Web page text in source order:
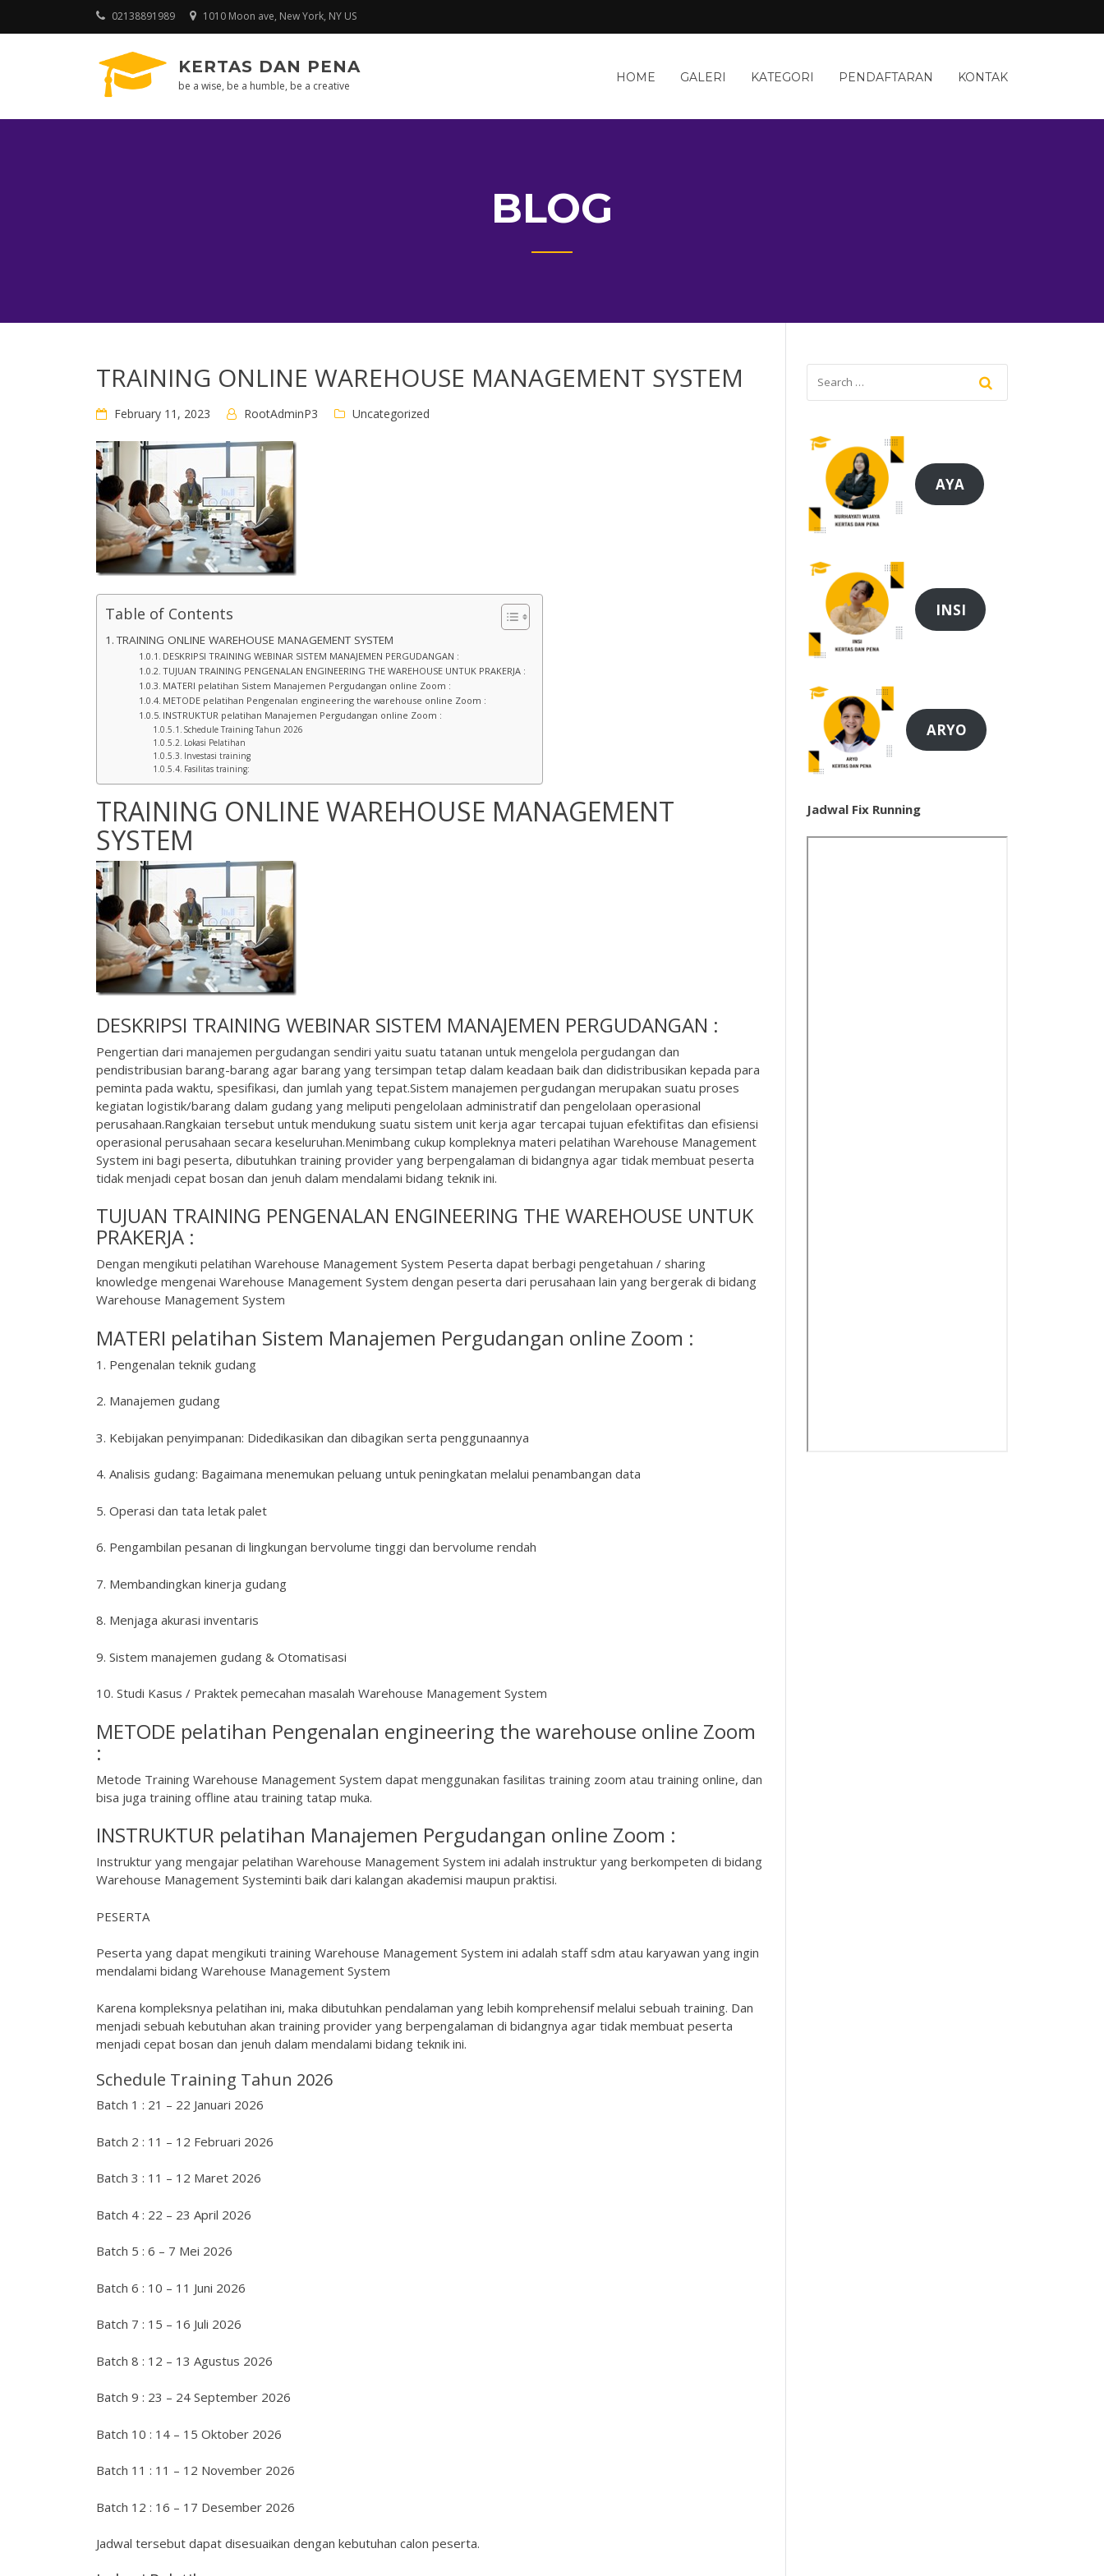
02138891989 1010 Moon ave, New York, NY US
KERTAS DAN PENA
be a wise, be a humble, be a creative
HOME GALERI KATEGORI PENDAFTARAN KONTAK
BLOG
TRAINING ONLINE WAREHOUSE MANAGEMENT SYSTEM
February 11, 2023 RootAdminP3 Uncategorized
Table of Contents
TRAINING ONLINE WAREHOUSE MANAGEMENT SYSTEM
DESKRIPSI TRAINING WEBINAR SISTEM MANAJEMEN PERGUDANGAN :
TUJUAN TRAINING PENGENALAN ENGINEERING THE WAREHOUSE UNTUK PRAKERJA :
MATERI pelatihan Sistem Manajemen Pergudangan online Zoom :
METODE pelatihan Pengenalan engineering the warehouse online Zoom :
INSTRUKTUR pelatihan Manajemen Pergudangan online Zoom :
Schedule Training Tahun 2026
Lokasi Pelatihan
Investasi training
Fasilitas training:
TRAINING ONLINE WAREHOUSE MANAGEMENT
SYSTEM
DESKRIPSI TRAINING WEBINAR SISTEM MANAJEMEN PERGUDANGAN :
Pengertian dari manajemen pergudangan sendiri yaitu suatu tatanan untuk mengelola pergudangan dan
pendistribusian barang-barang agar barang yang tersimpan tetap dalam keadaan baik dan didistribusikan kepada para
peminta pada waktu, spesifikasi, dan jumlah yang tepat.Sistem manajemen pergudangan merupakan suatu proses
kegiatan logistik/barang dalam gudang yang meliputi pengelolaan administratif dan pengelolaan operasional
perusahaan.Rangkaian tersebut untuk mendukung suatu sistem unit kerja agar tercapai tujuan efektifitas dan efisiensi
operasional perusahaan secara keseluruhan.Menimbang cukup kompleknya materi pelatihan Warehouse Management
System ini bagi peserta, dibutuhkan training provider yang berpengalaman di bidangnya agar tidak membuat peserta
tidak menjadi cepat bosan dan jenuh dalam mendalami bidang teknik ini.
TUJUAN TRAINING PENGENALAN ENGINEERING THE WAREHOUSE UNTUK
PRAKERJA :
Dengan mengikuti pelatihan Warehouse Management System Peserta dapat berbagi pengetahuan / sharing
knowledge mengenai Warehouse Management System dengan peserta dari perusahaan lain yang bergerak di bidang
Warehouse Management System
MATERI pelatihan Sistem Manajemen Pergudangan online Zoom :
1. Pengenalan teknik gudang
2. Manajemen gudang
3. Kebijakan penyimpanan: Didedikasikan dan dibagikan serta penggunaannya
4. Analisis gudang: Bagaimana menemukan peluang untuk peningkatan melalui penambangan data
5. Operasi dan tata letak palet
6. Pengambilan pesanan di lingkungan bervolume tinggi dan bervolume rendah
7. Membandingkan kinerja gudang
8. Menjaga akurasi inventaris
9. Sistem manajemen gudang & Otomatisasi
10. Studi Kasus / Praktek pemecahan masalah Warehouse Management System
METODE pelatihan Pengenalan engineering the warehouse online Zoom
:
Metode Training Warehouse Management System dapat menggunakan fasilitas training zoom atau training online, dan
bisa juga training offline atau training tatap muka.
INSTRUKTUR pelatihan Manajemen Pergudangan online Zoom :
Instruktur yang mengajar pelatihan Warehouse Management System ini adalah instruktur yang berkompeten di bidang
Warehouse Management Systeminti baik dari kalangan akademisi maupun praktisi.
PESERTA
Peserta yang dapat mengikuti training Warehouse Management System ini adalah staff sdm atau karyawan yang ingin
mendalami bidang Warehouse Management System
Karena kompleksnya pelatihan ini, maka dibutuhkan pendalaman yang lebih komprehensif melalui sebuah training. Dan
menjadi sebuah kebutuhan akan training provider yang berpengalaman di bidangnya agar tidak membuat peserta
menjadi cepat bosan dan jenuh dalam mendalami bidang teknik ini.
Schedule Training Tahun 2026
Batch 1 : 21 – 22 Januari 2026
Batch 2 : 11 – 12 Februari 2026
Batch 3 : 11 – 12 Maret 2026
Batch 4 : 22 – 23 April 2026
Batch 5 : 6 – 7 Mei 2026
Batch 6 : 10 – 11 Juni 2026
Batch 7 : 15 – 16 Juli 2026
Batch 8 : 12 – 13 Agustus 2026
Batch 9 : 23 – 24 September 2026
Batch 10 : 14 – 15 Oktober 2026
Batch 11 : 11 – 12 November 2026
Batch 12 : 16 – 17 Desember 2026
Jadwal tersebut dapat disesuaikan dengan kebutuhan calon peserta.
AYA
INSI
ARYO
Jadwal Fix Running